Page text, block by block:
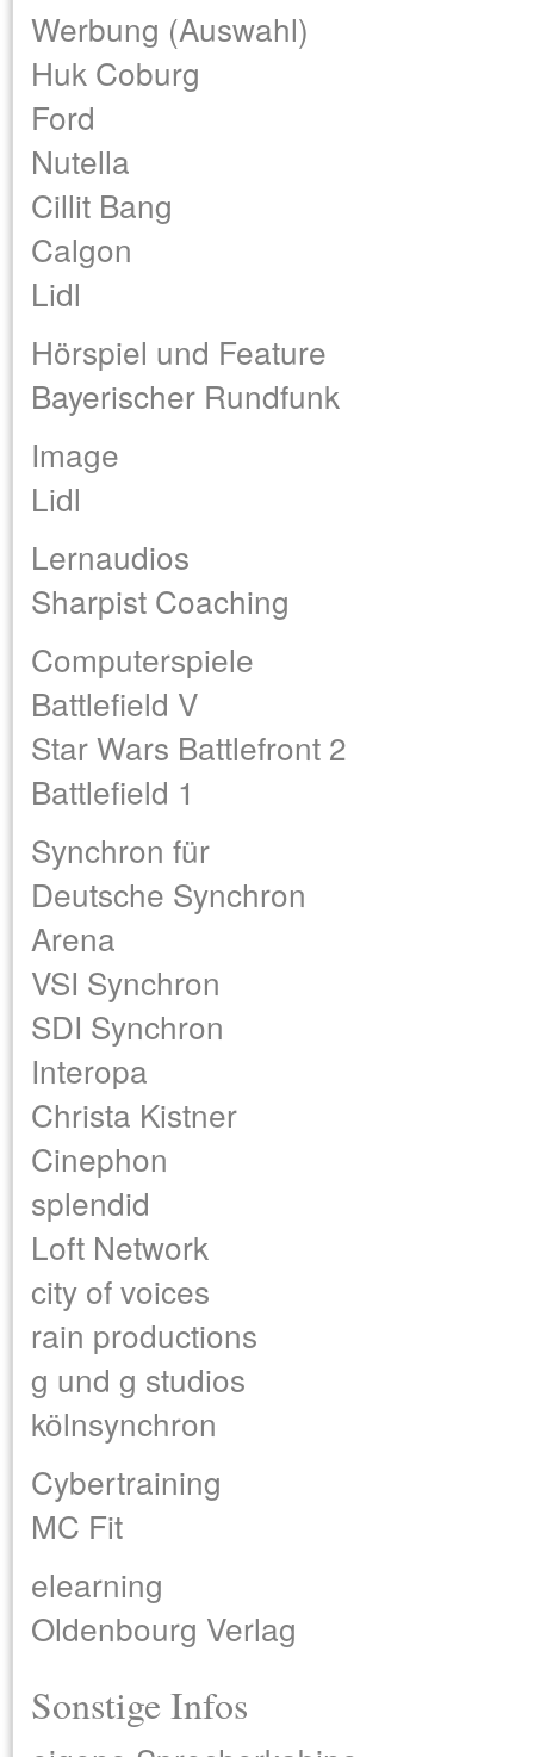
Werbung (Auswahl)
Huk Coburg
Ford
Nutella
Cillit Bang
Calgon
Lidl
Hörspiel und Feature
Bayerischer Rundfunk
Image
Lidl
Lernaudios
Sharpist Coaching
Computerspiele
Battlefield V
Star Wars Battlefront 2
Battlefield 1
Synchron für
Deutsche Synchron
Arena
VSI Synchron
SDI Synchron
Interopa
Christa Kistner
Cinephon
splendid
Loft Network
city of voices
rain productions
g und g studios
kölnsynchron
Cybertraining
MC Fit
elearning
Oldenbourg Verlag
Sonstige Infos